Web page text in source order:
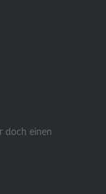
doch einen